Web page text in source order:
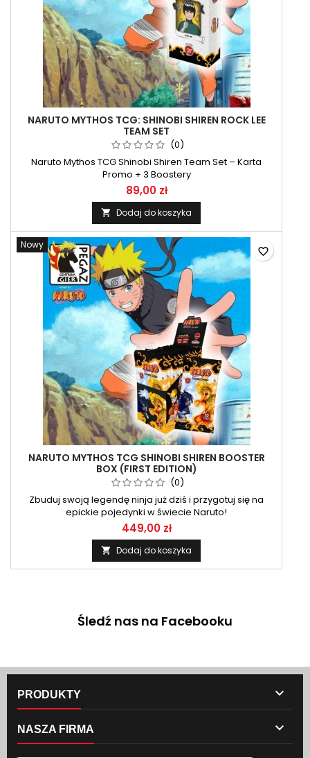
NARUTO MYTHOS TCG: SHINOBI SHIREN ROCK LEE
TEAM SET
(0)
Naruto Mythos TCG Shinobi Shiren Team Set – Karta
Promo + 3 Boostery
89,00 zł
 Dodaj do koszyka
Nowy
NARUTO MYTHOS TCG SHINOBI SHIREN BOOSTER
BOX (FIRST EDITION)
(0)
Zbuduj swoją legendę ninja już dziś i przygotuj się na
epickie pojedynki w świecie Naruto!
449,00 zł
 Dodaj do koszyka
favorite_border
Śledź nas na Facebooku
PRODUKTY 
NASZA FIRMA 